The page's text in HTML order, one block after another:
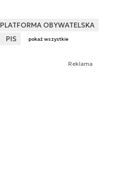
PLATFORMA OBYWATELSKA
PIS pokaż wszystkie
Reklama